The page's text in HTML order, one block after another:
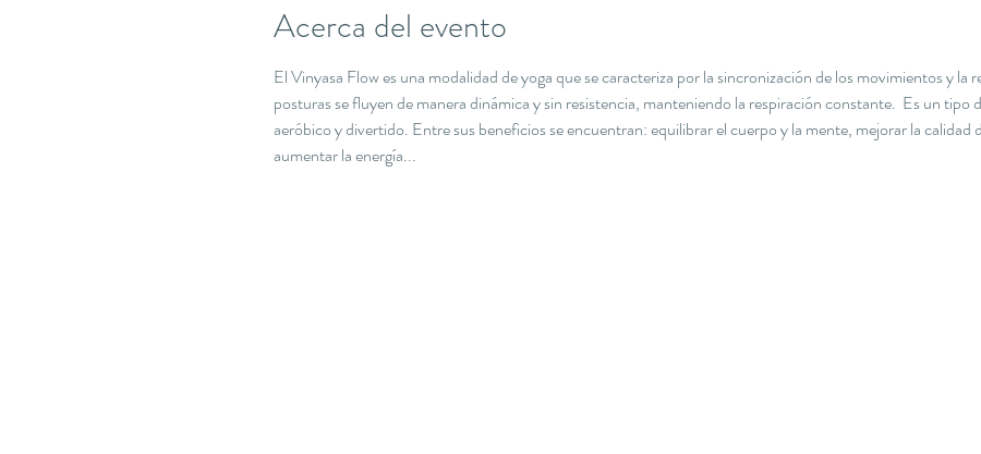
Acerca del evento
El Vinyasa Flow es una modalidad de yoga que se caracteriza por la sincronización de los movimientos y la
posturas se fluyen de manera dinámica y sin resistencia, manteniendo la respiración constante.  Es un tipo
aeróbico y divertido. Entre sus beneficios se encuentran: equilibrar el cuerpo y la mente, mejorar la calidad
aumentar la energía...